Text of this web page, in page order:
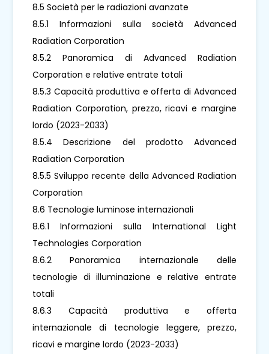
8.5 Società per le radiazioni avanzate
8.5.1 Informazioni sulla società Advanced
Radiation Corporation
8.5.2 Panoramica di Advanced Radiation
Corporation e relative entrate totali
8.5.3 Capacità produttiva e offerta di Advanced
Radiation Corporation, prezzo, ricavi e margine
lordo (2023-2033)
8.5.4 Descrizione del prodotto Advanced
Radiation Corporation
8.5.5 Sviluppo recente della Advanced Radiation
Corporation
8.6 Tecnologie luminose internazionali
8.6.1 Informazioni sulla International Light
Technologies Corporation
8.6.2 Panoramica internazionale delle
tecnologie di illuminazione e relative entrate
totali
8.6.3 Capacità produttiva e offerta
internazionale di tecnologie leggere, prezzo,
ricavi e margine lordo (2023-2033)